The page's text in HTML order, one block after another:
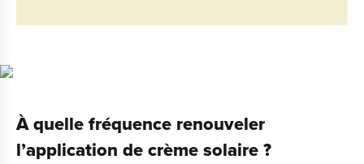
À quelle fréquence renouveler
l’application de crème solaire ?